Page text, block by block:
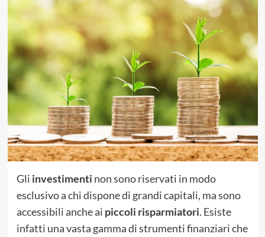
Gli investimenti non sono riservati in modo
esclusivo a chi dispone di grandi capitali, ma sono
accessibili anche ai piccoli risparmiatori. Esiste
infatti una vasta gamma di strumenti finanziari che